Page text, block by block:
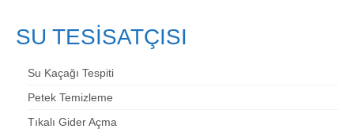
SU TESİSATÇISI
Su Kaçağı Tespiti
Petek Temizleme
Tıkalı Gider Açma